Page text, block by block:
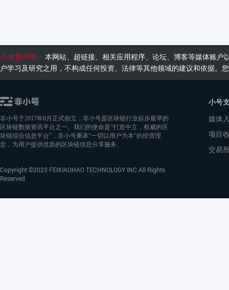
免责声明： 本网站、超链接、相关应用程序、论坛、博客等媒体账
户学习及研究之用，不构成任何投资、法律等其他领域的建议和依据
非小号于2017年8月正式创立，非小号是区块链行业起步最早的
区块链数据资讯平台之一。我们的使命是“打造中立，权威的区
块链综合信息平台”，非小号秉承“一切以用户为本”的经营理
念，为用户提供优质的区块链信息分享服务。
Copyright ©2023 FEIXIAOHAO TECHNOLOGY INC All Rights
Reserved
小号
媒体
项目
交易